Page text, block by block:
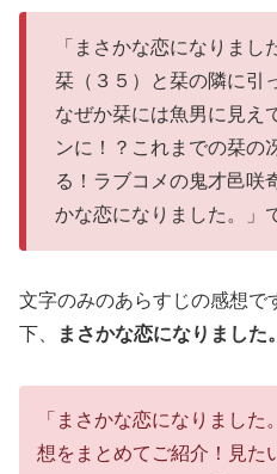
「まさかな恋になりま
栞（３５）と栞の隣に引
なぜか栞には魚男に見え
ンに！？これまでの栞の
る！ラブコメの鬼才邑咲
かな恋になりました。」
文字のみのあらすじの感想で
下、
まさかな恋になりました
「まさかな恋になりました
想をまとめてご紹介！見